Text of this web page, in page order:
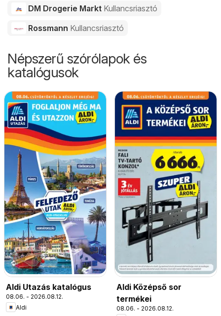
DM Drogerie Markt Kullancsriasztó
Rossmann Kullancsriasztó
Népszerű szórólapok és
katalógusok
Aldi Utazás katalógus
08.06. - 2026.08.12.
Aldi
Aldi Középső sor
termékei
08.06. - 2026.08.12.